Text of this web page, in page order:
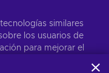
Suscribirse
Visita el apartadoAviso
similares
los usuarios de
para mejorar el